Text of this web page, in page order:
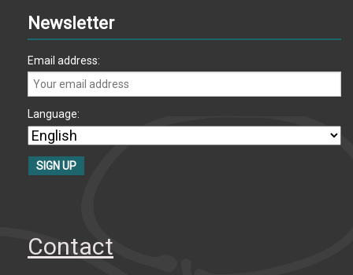
Newsletter
Email address:
Language:
Contact